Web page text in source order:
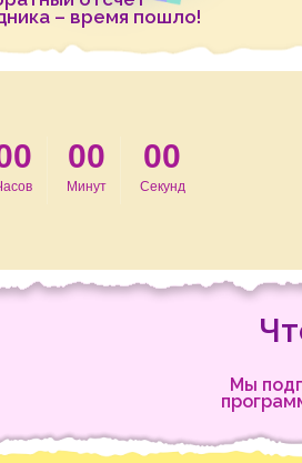
– время пошло!
00
Минут
00
Секунд
Мы